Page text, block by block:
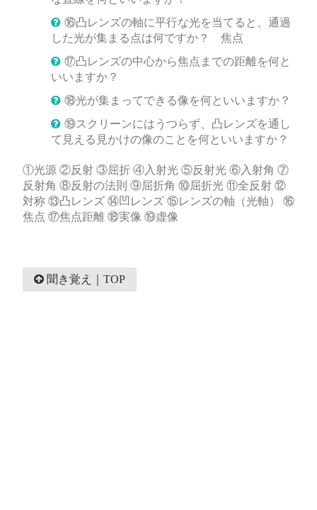
⑯凸レンズの軸に平行な光を当てると、通過
した光が集まる点は何ですか？ 焦点
⑰凸レンズの中心から焦点までの距離を何と
いいますか？
⑱光が集まってできる像を何といいますか？
⑲スクリーンにはうつらず、凸レンズを通し
て見える見かけの像のことを何といいますか？
①光源 ②反射 ③屈折 ④入射光 ⑤反射光 ⑥入射角 ⑦
反射角 ⑧反射の法則 ⑨屈折角 ⑩屈折光 ⑪全反射 ⑫
対称 ⑬凸レンズ ⑭凹レンズ ⑮レンズの軸（光軸） ⑯
焦点 ⑰焦点距離 ⑱実像 ⑲虚像
聞き覚え｜TOP